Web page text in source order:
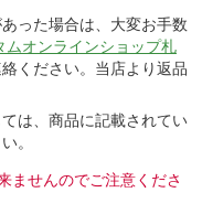
った場合は、大変お手数
ムオンラインショップ札
絡ください。当店より返品
は、商品に記載されてい
。
ませんのでご注意くださ